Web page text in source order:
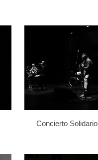
Concierto Solidario